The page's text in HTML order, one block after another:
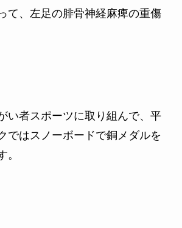
て、左足の腓骨神経麻痺の重傷
い者スポーツに取り組んで、平
ではスノーボードで銅メダルを
。